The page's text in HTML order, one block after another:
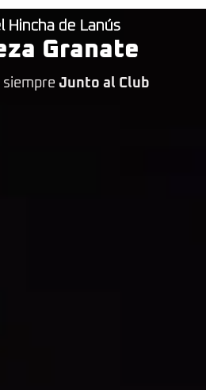
Hincha de Lanús
Granate
siempre Junto al Club